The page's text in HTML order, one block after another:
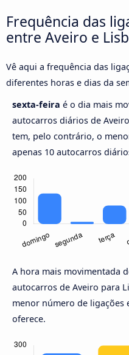
Frequência das
entre Aveiro e
Vê aqui a frequência das
diferentes horas e dias da
sexta-feira é o dia mais
autocarros diários de
tem, pelo contrário, o
apenas 10 autocarros
A hora mais movimentada
autocarros de Aveiro para
menor número de ligações
oferece.